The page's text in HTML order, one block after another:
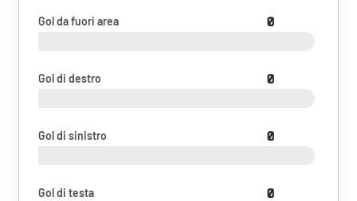
Gol da fuori area 0
Gol di destro 0
Gol di sinistro 0
Gol di testa 0